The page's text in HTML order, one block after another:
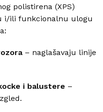
polistirena (XPS)
i/ili funkcionalnu ulogu
– naglašavaju linije
i balustere –